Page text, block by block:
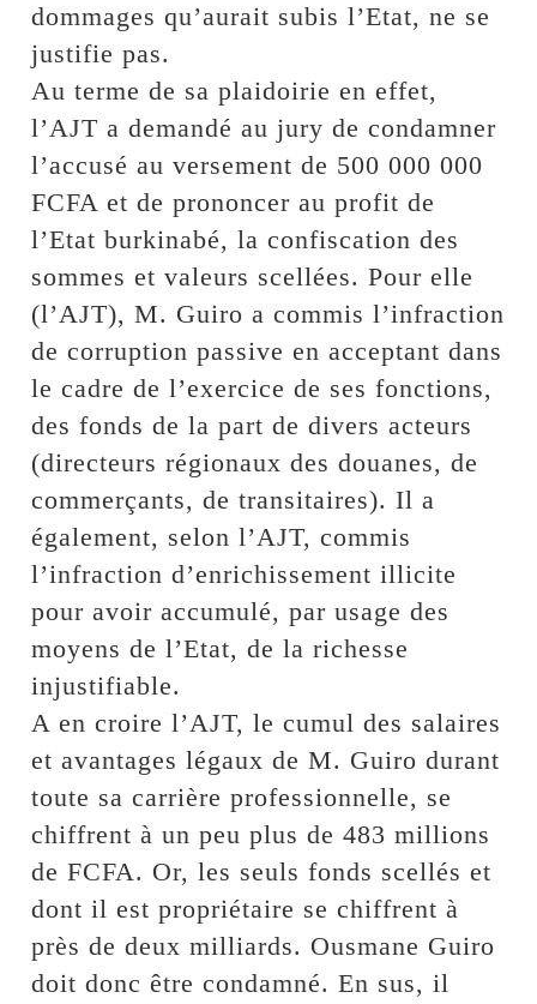
dommages qu’aurait subis l’Etat, ne se
justifie pas.
Au terme de sa plaidoirie en effet,
l’AJT a demandé au jury de condamner
l’accusé au versement de 500 000 000
FCFA et de prononcer au profit de
l’Etat burkinabé, la confiscation des
sommes et valeurs scellées. Pour elle
(l’AJT), M. Guiro a commis l’infraction
de corruption passive en acceptant dans
le cadre de l’exercice de ses fonctions,
des fonds de la part de divers acteurs
(directeurs régionaux des douanes, de
commerçants, de transitaires). Il a
également, selon l’AJT, commis
l’infraction d’enrichissement illicite
pour avoir accumulé, par usage des
moyens de l’Etat, de la richesse
injustifiable.
A en croire l’AJT, le cumul des salaires
et avantages légaux de M. Guiro durant
toute sa carrière professionnelle, se
chiffrent à un peu plus de 483 millions
de FCFA. Or, les seuls fonds scellés et
dont il est propriétaire se chiffrent à
près de deux milliards. Ousmane Guiro
doit donc être condamné. En sus, il